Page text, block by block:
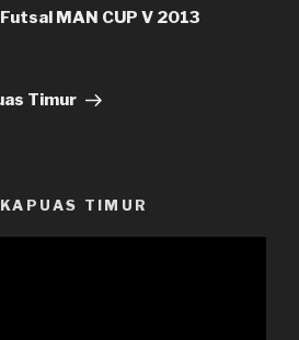
MAN CUP V 2013
Timur
TIMUR